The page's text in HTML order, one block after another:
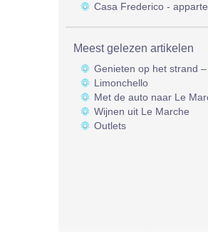
Casa Frederico -
Meest gelezen artikelen
Genieten op het strand
Limonchello
Met de auto naar Le
Wijnen uit Le Marche
Outlets